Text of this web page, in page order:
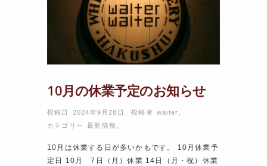
10月の休業予定のお知らせ
投稿日 2024年9月28日 ,投稿者waiter
カテゴリー最新情報
10月は休業する日が多いかもです。 10月休業予
定日 10月 7日（月）休業 14日（月・祝）休業